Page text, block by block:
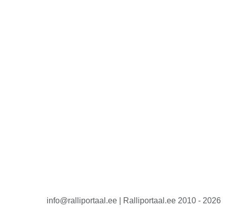
info@ralliportaal.ee | Ralliportaal.ee 2010 - 2026